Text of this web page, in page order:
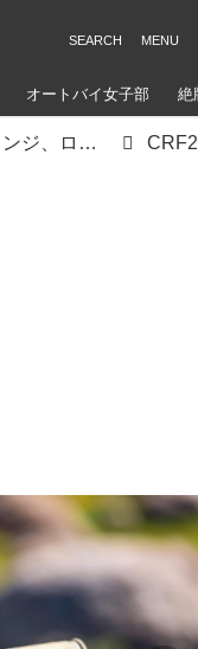
オートバイ女子部 絶
CRFがモデルチェンジ、ローレンス兄弟が創り上げた70%新しい最新シャシーはいかに